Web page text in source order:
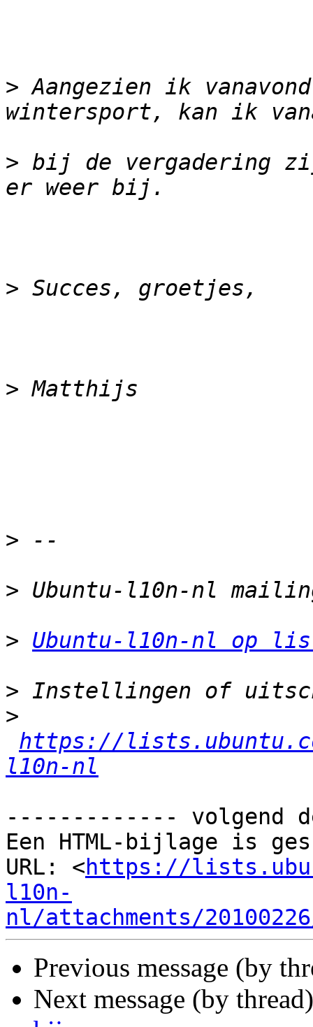
> Aangezien ik
> bij de vergadering
>
>
>
>
> Ubuntu-l10n-nl op
>
>
https://
l10n-nl
------------- volgend
Een HTML-bijlage is
URL: <https://
l10n-
nl/attachments/
Previous message (by
Next message (by